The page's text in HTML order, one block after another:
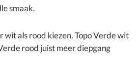
smaak.
wit als rood kiezen. Topo Verde wit
rood juist meer diepgang